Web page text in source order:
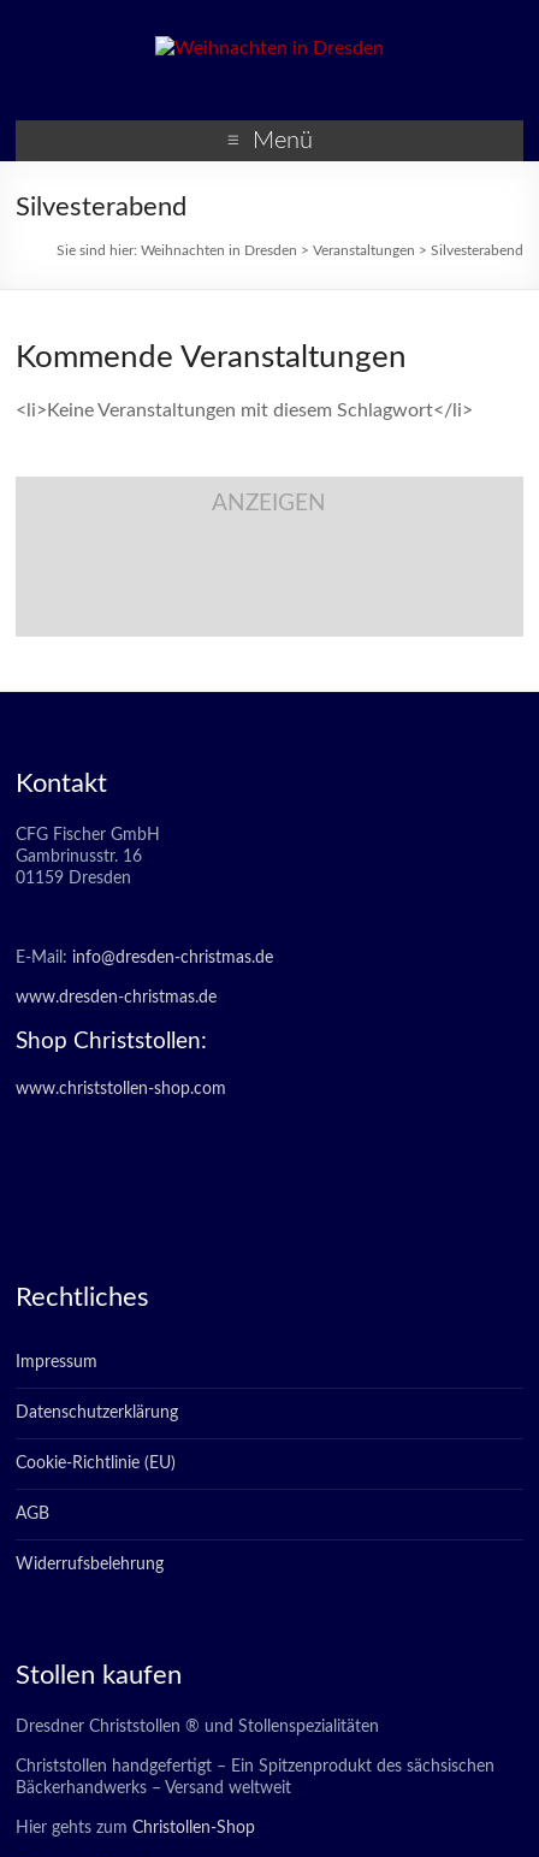
Veranstaltungen zur
Weihnachtszeit
Menü
Silvesterabend
Sie sind hier: Weihnachten in Dresden > Veranstaltungen > Silvesterabend
Kommende Veranstaltungen
<li>Keine Veranstaltungen mit diesem Schlagwort</li>
ANZEIGEN
Kontakt
CFG Fischer GmbH
Gambrinusstr. 16
01159 Dresden
E-Mail: info@dresden-christmas.de
www.dresden-christmas.de
Shop Christstollen:
www.christstollen-shop.com
Rechtliches
Impressum
Datenschutzerklärung
Cookie-Richtlinie (EU)
AGB
Widerrufsbelehrung
Stollen kaufen
Dresdner Christstollen ® und Stollenspezialitäten
Christstollen handgefertigt – Ein Spitzenprodukt des sächsischen
Bäckerhandwerks – Versand weltweit
Hier gehts zumChristollen-Shop